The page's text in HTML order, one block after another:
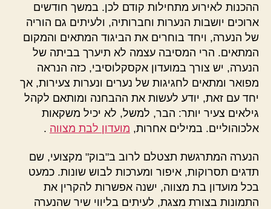
ההכנות לאירוע מתחילות קודם לכן. במשך חודשים
ארוכים יושבות הנערות וחברותיה, ולעיתים גם הוריה
של הנערה, ויחד בוחרים את הביגוד המתאים והמקום
המתאים. הרי המסיבה עצמה לא תיערך בביתה של
הנערה, יש צורך במועדון אקסקלוסיבי, כזה הנראה
מפואר ומתאים לחגיגות של נערים ונערות צעירות, אך
יחד עם זאת, יודע לעשות את ההבחנה ומותאם לקהל
גילאים צעיר יותר: הבר, למשל, לא יכיל משקאות
אלכוהוליים. במילים אחרות, מועדון לבת מצווה .
הנערה המתרגשת תצטלם לרוב ב"בוק" מקצועי, שם
תדגים תסרוקות, איפור ומערכות לבוש שונות. כמעט
בכל מועדון בת מצווה, ישנה אפשרות להקרין את
התמונות בצורת מצגת, לעיתים בליווי שיר שהנערה